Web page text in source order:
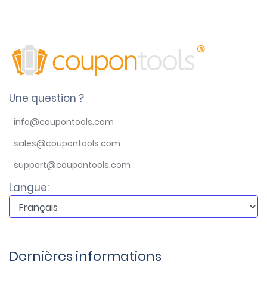
Une question ?
info@coupontools.com
sales@coupontools.com
support@coupontools.com
Langue:
Dernières informations